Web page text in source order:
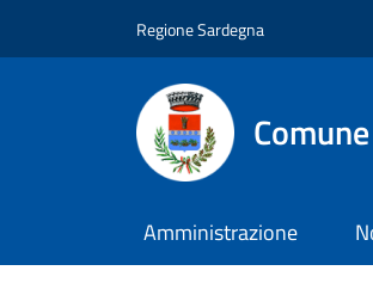
Regione Sardegna
Amministrazione